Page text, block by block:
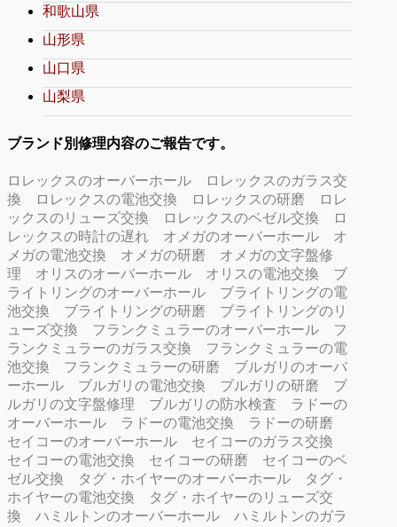
和歌山県
山形県
山口県
山梨県
ブランド別修理内容のご報告です。
ロレックスのオーバーホール
ロレックスのガラス交
換
ロレックスの電池交換 ロレックスの研磨
ロレ
ックスのリューズ交換
ロレックスのベゼル交換
ロ
レックスの時計の遅れ
オメガのオーバーホール
オ
メガの電池交換
オメガの研磨
オメガの文字盤修
理
オリスのオーバーホール オリスの電池交換
ブ
ライトリングのオーバーホール
ブライトリングの電
池交換
ブライトリングの研磨
ブライトリングのリ
ューズ交換
フランクミュラーのオーバーホール
フ
ランクミュラーのガラス交換
フランクミュラーの電
池交換
フランクミュラーの研磨
ブルガリのオーバ
ーホール
ブルガリの電池交換 ブルガリの研磨
ブ
ルガリの文字盤修理
ブルガリの防水検査
ラドーの
オーバーホール
ラドーの電池交換
ラドーの研磨
セイコーのオーバーホール
セイコーのガラス交換
セイコーの電池交換
セイコーの研磨
セイコーのベ
ゼル交換
タグ・ホイヤーのオーバーホール
タグ・
ホイヤーの電池交換
タグ・ホイヤーのリューズ交
換
ハミルトンのオーバーホール ハミルトンのガラ